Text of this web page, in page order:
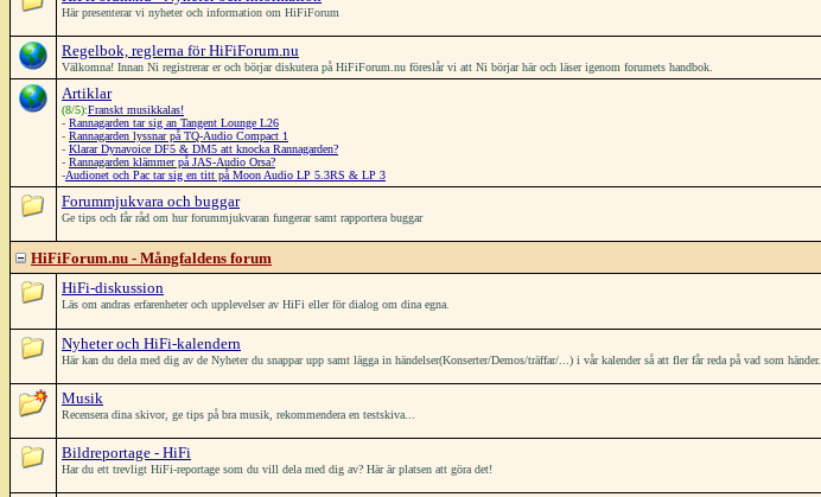
Här presenterar vi nyheter och information om HiFiForum
Regelbok, reglerna för HiFiForum.nu
Välkomna! Innan Ni registrerar er och börjar diskutera på HiFiForum.nu föreslår vi att Ni börjar här och läser igenom forumets handbok.
Artiklar
(8/5):Franskt musikkalas!
- Rannagarden tar sig an Tangent Lounge L26
- Rannagarden lyssnar på TQ-Audio Compact 1
- Klarar Dynavoice DF5 & DM5 att knocka Rannagarden?
- Rannagarden klämmer på JAS-Audio Orsa?
-Audionet och Pac tar sig en titt på Moon Audio LP 5.3RS & LP 3
Forummjukvara och buggar
Ge tips och får råd om hur forummjukvaran fungerar samt rapportera buggar
HiFiForum.nu - Mångfaldens forum
HiFi-diskussion
Läs om andras erfarenheter och upplevelser av HiFi eller för dialog om dina egna.
Nyheter och HiFi-kalendern
Här kan du dela med dig av de Nyheter du snappar upp samt lägga in händelser(Konserter/Demos/träffar/...) i vår kalender så att fler får reda på vad som händer.
Musik
Recensera dina skivor, ge tips på bra musik, rekommendera en testskiva...
Bildreportage - HiFi
Har du ett trevligt HiFi-reportage som du vill dela med dig av? Här är platsen att göra det!